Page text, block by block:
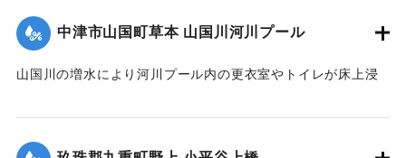
中津市山国町草本 山国川河川プール
山国川の増水により河川プール内の更衣室やトイレが床上浸
害が出た。